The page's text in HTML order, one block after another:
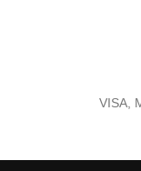
VISA,